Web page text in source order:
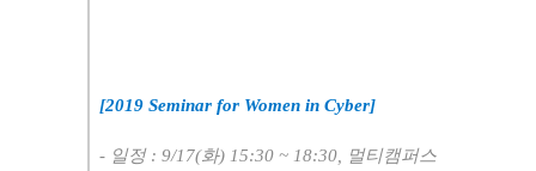
[2019 Seminar for Women in Cyber]
- 일정 : 9/17(화) 15:30 ~ 18:30, 멀티캠퍼스